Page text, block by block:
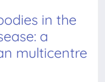
in the
a
multicentre